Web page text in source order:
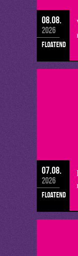
08.08.
2026
floatend
07.08.
2026
floatend